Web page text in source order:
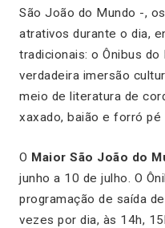
São João do Mundo -,
atrativos durante o dia,
tradicionais: o Ônibus
verdadeira imersão
meio de literatura de
xaxado, baião e forró pé
O Maior São João do
junho a 10 de julho. O
programação de saída
vezes por dia, às 14h,